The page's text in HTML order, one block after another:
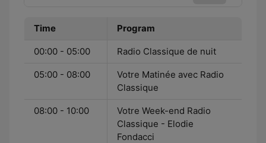
Time Program
00:00 - 05:00 Radio Classique de nuit
05:00 - 08:00
Votre Matinée avec Radio
Classique
08:00 - 10:00
Votre Week-end Radio
Classique - Elodie
Fondacci